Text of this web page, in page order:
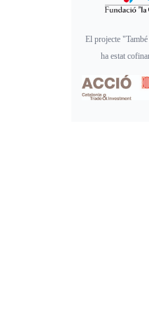
El projecte
ha estat